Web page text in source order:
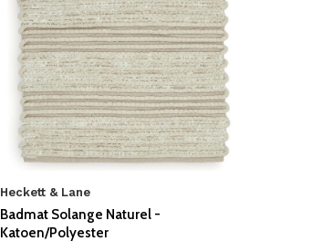
Heckett & Lane
Badmat Solange Naturel -
Katoen/Polyester